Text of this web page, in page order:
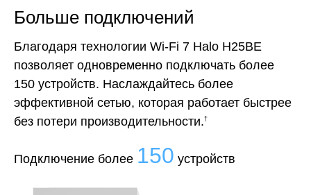
Больше подключений
Благодаря технологии Wi-Fi 7 Halo H25BE
позволяет одновременно подключать более
150 устройств. Наслаждайтесь более
эффективной сетью, которая работает быстрее
без потери производительности.†
Подключение более 150 устройств